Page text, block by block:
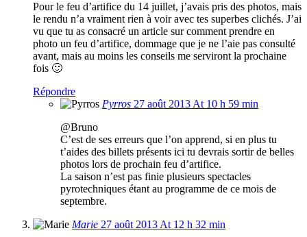
Pour le feu d’artifice du 14 juillet, j’avais pris des photos, mais
le rendu n’a vraiment rien à voir avec tes superbes clichés. J’ai
vu que tu as consacré un article sur comment prendre en
photo un feu d’artifice, dommage que je ne l’aie pas consulté
avant, mais au moins les conseils me serviront la prochaine
fois 🙂
Répondre
Pyrros 27 août 2013 At 10 h 59 min
@Bruno
C’est de ses erreurs que l’on apprend, si en plus tu
t’aides des billets présents ici tu devrais sortir de belles
photos lors de prochain feu d’artifice.
La saison n’est pas finie plusieurs spectacles
pyrotechniques étant au programme de ce mois de
septembre.
Marie 27 août 2013 At 12 h 32 min